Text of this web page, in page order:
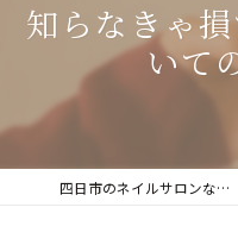
知らなきゃ
いて
四日市のネイルサロンならネイルサロン Vanilla